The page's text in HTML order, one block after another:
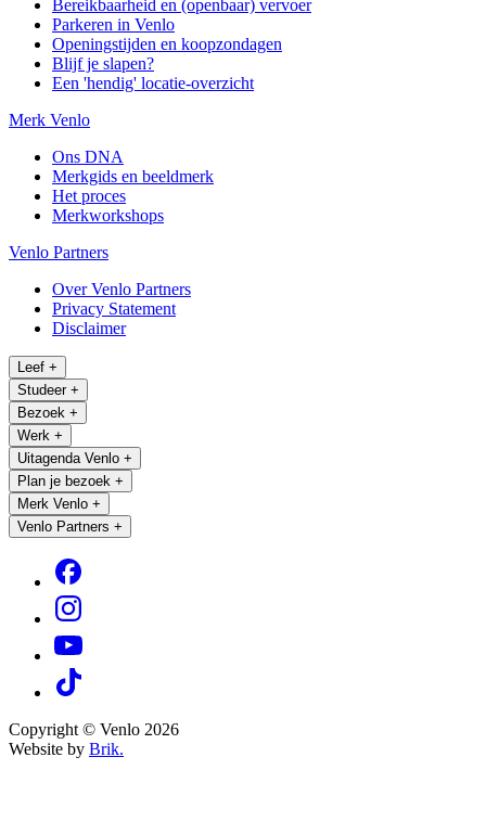
Bereikbaarheid en (openbaar) vervoer
Parkeren in Venlo
Openingstijden en koopzondagen
Blijf je slapen?
Een 'hendig' locatie-overzicht
Merk Venlo
Ons DNA
Merkgids en beeldmerk
Het proces
Merkworkshops
Venlo Partners
Over Venlo Partners
Privacy Statement
Disclaimer
Leef +
Studeer +
Bezoek +
Werk +
Uitagenda Venlo +
Plan je bezoek +
Merk Venlo +
Venlo Partners +
Copyright © Venlo 2026
Website by Brik.